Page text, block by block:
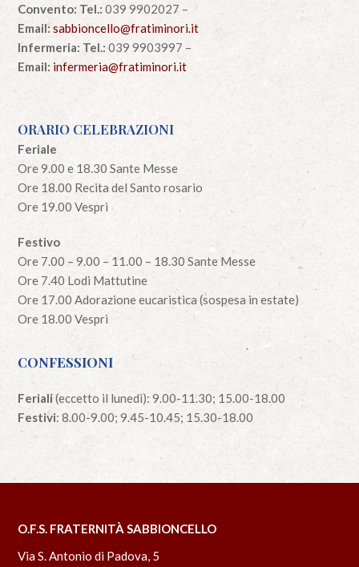
Convento: Tel.: 039 9902027 –
Email: sabbioncello@fratiminori.it
Infermeria: Tel.:039 9903997 –
Email: infermeria@fratiminori.it
ORARIO CELEBRAZIONI
Feriale
Ore 9.00 e 18.30 Sante Messe
Ore 18.00 Recita del Santo rosario
Ore 19.00 Vespri
Festivo
Ore 7.00 – 9.00 – 11.00 – 18.30 Sante Messe
Ore 7.40 Lodi Mattutine
Ore 17.00 Adorazione eucaristica (sospesa in estate)
Ore 18.00 Vespri
CONFESSIONI
Feriali (eccetto il lunedì): 9.00-11.30; 15.00-18.00
Festivi: 8.00-9.00; 9.45-10.45; 15.30-18.00
O.F.S. FRATERNITÀ SABBIONCELLO
Via S. Antonio di Padova, 5